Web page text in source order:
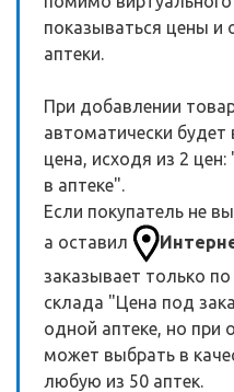
показываться цены и
аптеки.
При добавлении
автоматически
цена, исходя из 2
в аптеке".
Если покупатель не
а оставил
заказывает только
склада "Цена под
одной аптеке, но при
может выбрать в
любую из 50 аптек.